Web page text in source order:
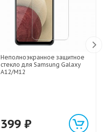
Неполноэкранное защитное
стекло для Samsung Galaxy
A12/M12
399 ₽